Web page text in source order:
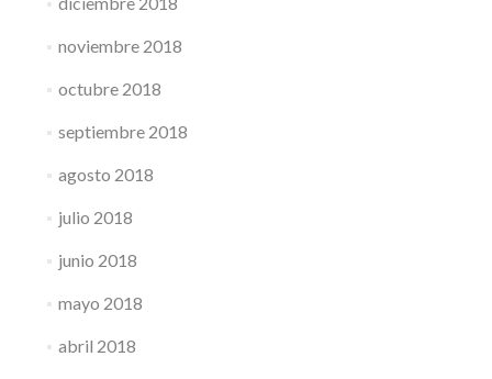
noviembre 2018
octubre 2018
septiembre 2018
agosto 2018
julio 2018
junio 2018
mayo 2018
abril 2018